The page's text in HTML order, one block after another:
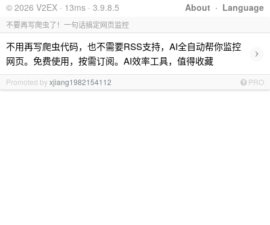
About · Language
© 2026 V2EX · 13ms · 3.9.8.5
不要再写爬虫了！一句话搞定网页监控
不用再写爬虫代码，也不需要RSS支持，AI全自动帮你监控
网页。免费使用，按需订阅。AI效率工具，值得收藏
›
Promoted byxjiang1982154112 PRO